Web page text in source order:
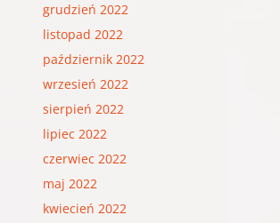
grudzień 2022
listopad 2022
październik 2022
wrzesień 2022
sierpień 2022
lipiec 2022
czerwiec 2022
maj 2022
kwiecień 2022